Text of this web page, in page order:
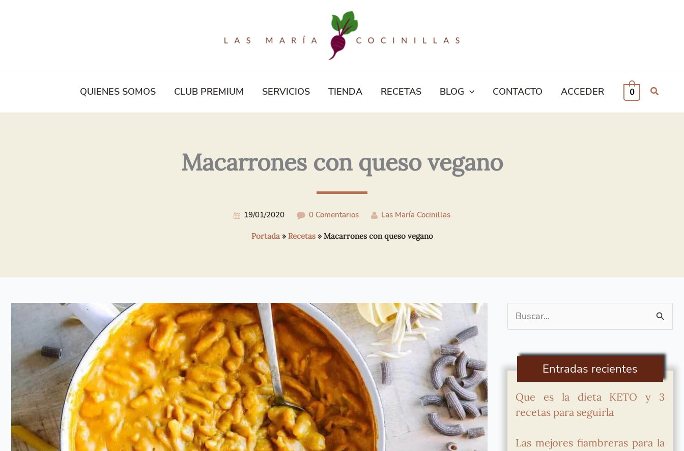
QUIENES SOMOS CLUB PREMIUM SERVICIOS TIENDA RECETAS BLOG CONTACTO ACCEDER 0
Macarrones con queso vegano
19/01/2020 0 Comentarios Las María Cocinillas
Portada» Recetas» Macarrones con queso vegano
Electrónico*
Buscar
por:
Entradas recientes
Que es la dieta KETO y 3
recetas para seguirla
Las mejores fiambreras para la